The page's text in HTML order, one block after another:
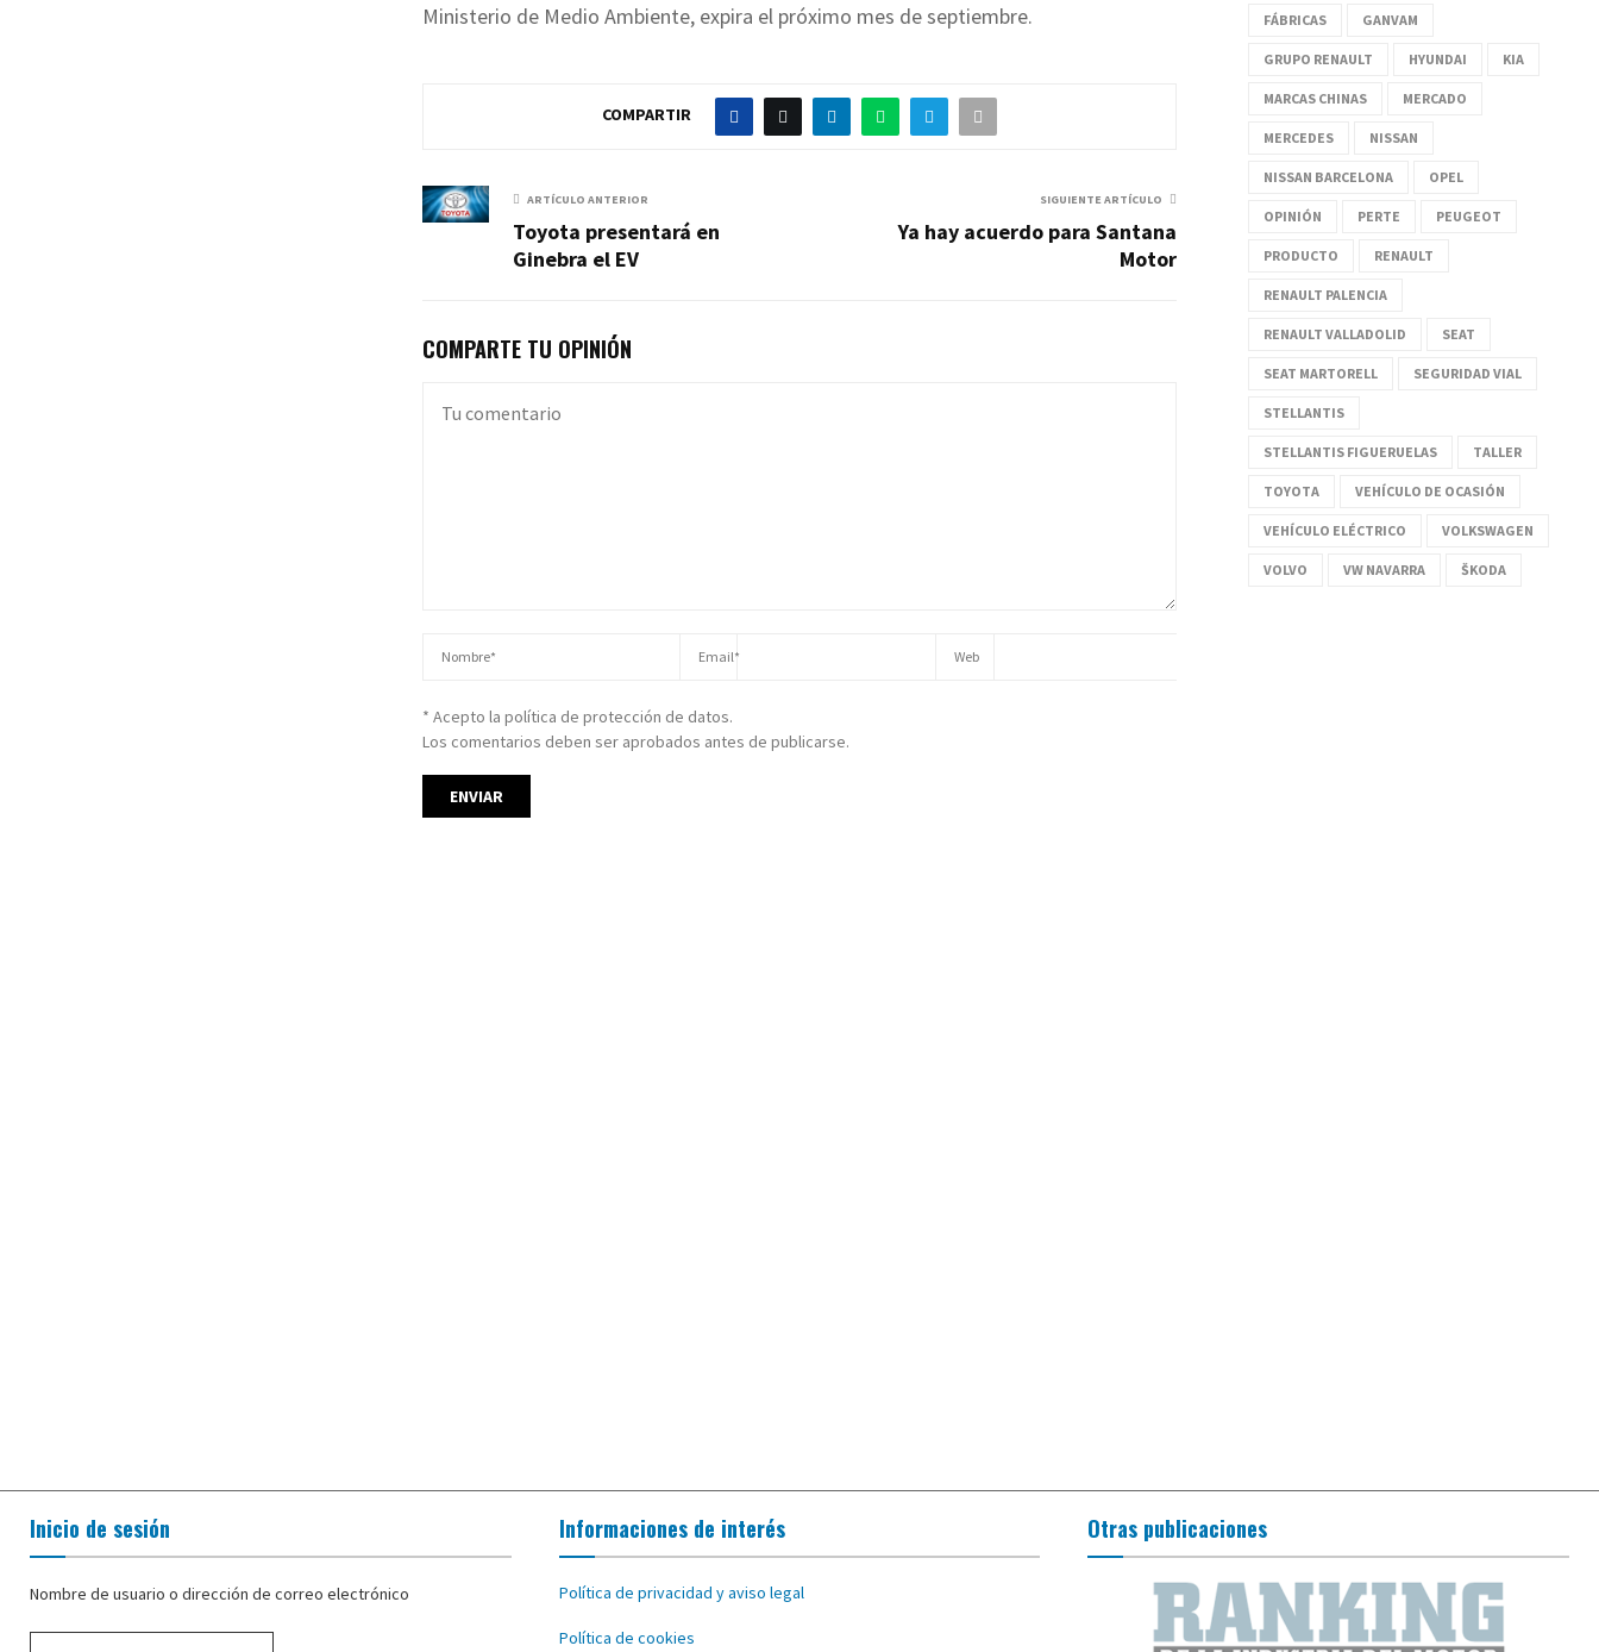
Ministerio de Medio Ambiente, expira el próximo mes de septiembre.
COMPARTIR
ARTÍCULO ANTERIOR
Toyota presentará en
Ginebra el EV
SIGUIENTE ARTÍCULO
Ya hay acuerdo para Santana
Motor
COMPARTE TU OPINIÓN
* Acepto la política de protección de datos.
Los comentarios deben ser aprobados antes de publicarse.
FÁBRICAS GANVAM
GRUPO RENAULT HYUNDAI KIA
MARCAS CHINAS MERCADO
MERCEDES NISSAN
NISSAN BARCELONA OPEL
OPINIÓN PERTE PEUGEOT
PRODUCTO RENAULT
RENAULT PALENCIA
RENAULT VALLADOLID SEAT
SEAT MARTORELL SEGURIDAD VIAL
STELLANTIS
STELLANTIS FIGUERUELAS TALLER
TOYOTA VEHÍCULO DE OCASIÓN
VEHÍCULO ELÉCTRICO VOLKSWAGEN
VOLVO VW NAVARRA ŠKODA
Inicio de sesión
Nombre de usuario o dirección de correo electrónico
Informaciones de interés
Política de privacidad y aviso legal
Política de cookies
Otras publicaciones